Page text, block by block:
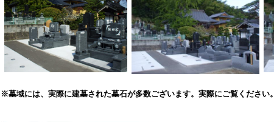
※墓域には、実際に建墓された墓石が多数ございます。実際にご覧ください。